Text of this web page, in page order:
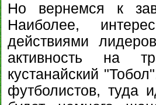
Но вернемся к
Наиболее,
действиями
активность на
кустанайский
футболистов, туда